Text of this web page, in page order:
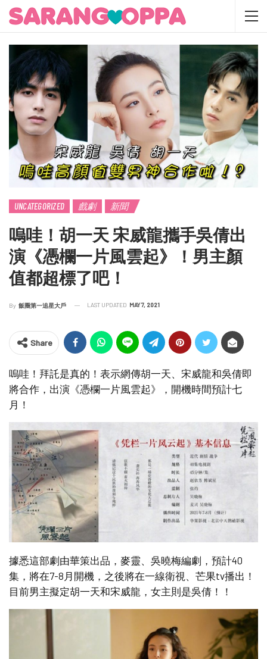
UNCATEGORIZED 戲劇 新聞
嗚哇！胡一天 宋威龍攜手吳倩出
演《憑欄一片風雲起》！男主顏
值都超標了吧！
By 飯圈第一追星大戶 LAST UPDATED MAY 7, 2021
Share
嗚哇！拜託是真的！表示網傳胡一天、宋威龍和吳倩即
將合作，出演《憑欄一片風雲起》，開機時間預計七
月！​​​
據悉這部劇由華策出品，麥靈、吳曉梅編劇，預計40
集，將在7-8月開機，之後將在一線衛視、芒果tv播出！
目前男主擬定胡一天和宋威龍，女主則是吳倩！！